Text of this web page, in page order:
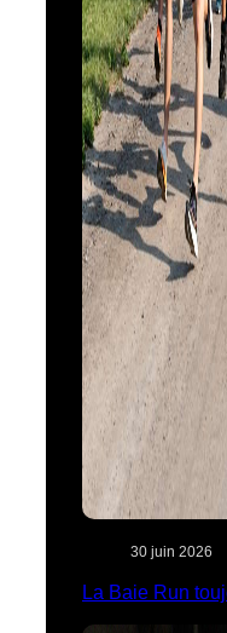
30 juin 2026
La Baie Run